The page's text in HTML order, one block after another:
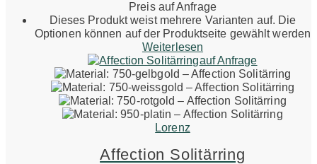
Preis auf Anfrage
Dieses Produkt weist mehrere Varianten auf. Die
Optionen können auf der Produktseite gewählt werden
Weiterlesen
auf Anfrage
Lorenz
Affection Solitärring